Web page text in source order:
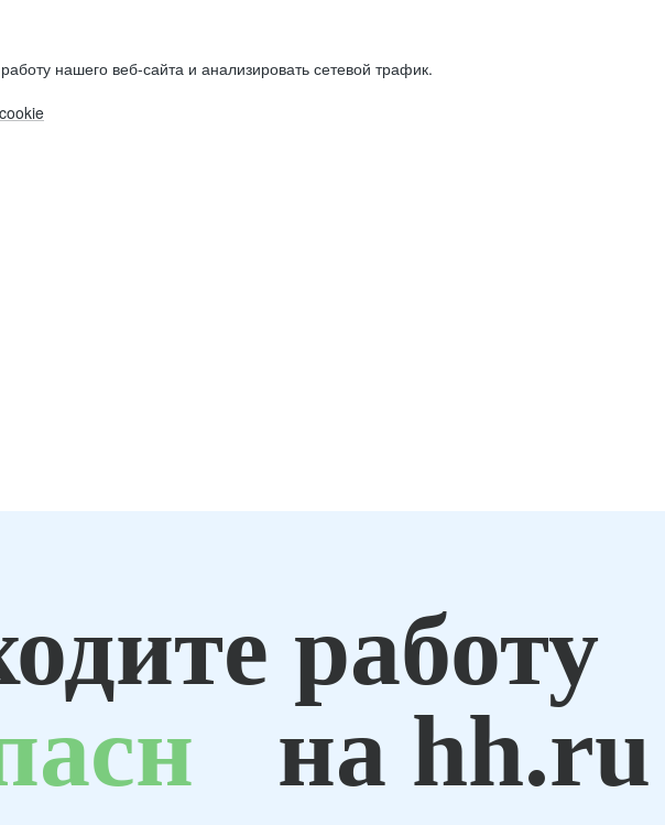
нашего веб-сайта и анализировать сетевой трафик.
работу
на hh.ru